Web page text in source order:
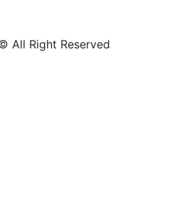
All Right Reserved